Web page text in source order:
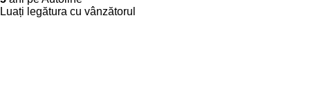
Luați legătura cu vânzătorul